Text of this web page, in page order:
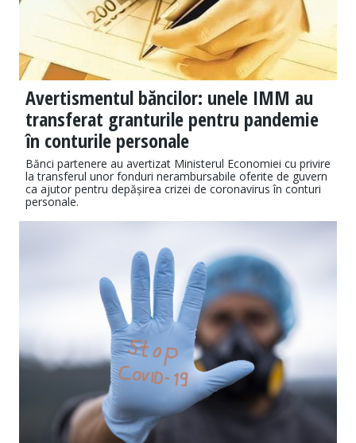
Avertismentul băncilor: unele IMM au
transferat granturile pentru pandemie
în conturile personale
Bănci partenere au avertizat Ministerul Economiei cu privire
la transferul unor fonduri nerambursabile oferite de guvern
ca ajutor pentru depășirea crizei de coronavirus în conturi
personale.